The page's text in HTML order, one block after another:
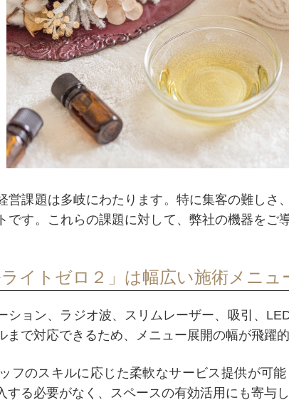
営課題は多岐にわたります。特に集客の難し
です。これらの課題に対して、弊社の機器を
イトゼロ２」は幅広い施術メニュ
ション、ラジオ波、スリムレーザー、吸引、
で対応できるため、メニュー展開の幅が飛躍的
フのスキルに応じた柔軟なサービス提供が可
る必要がなく、スペースの有効活用にも寄与し